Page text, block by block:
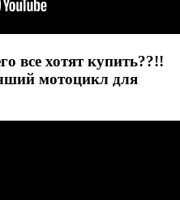
все хотят купить??!!
мотоцикл для